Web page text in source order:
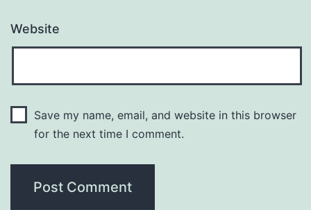
Website
Save my name, email, and website in this browser
for the next time I comment.